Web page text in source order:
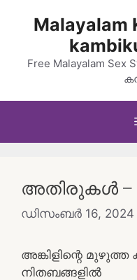
Malayalam
Free Malayalam Sex
അതിരുകൾ –
ഡിസംബർ 16, 2024
അങ്കിളിന്റെ
നിതബങ്ങളിൽ